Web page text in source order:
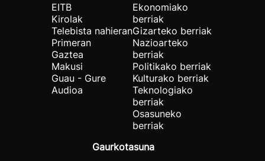
EITB
Kirolak
Telebista nahieran
Primeran
Gaztea
Makusi
Guau - Gure
Audioa
Ekonomiako
berriak
Gizarteko berriak
Nazioarteko
berriak
Politikako berriak
Kulturako berriak
Teknologiako
berriak
Osasuneko
berriak
Gaurkotasuna